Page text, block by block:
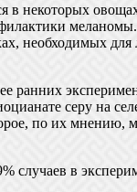
в некоторых
необходимых для
ранних
серу на
по их мнению,
случаев в